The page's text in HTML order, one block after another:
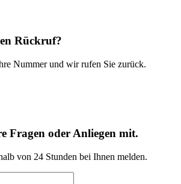
Rückruf?
Nummer und wir rufen Sie zurück.
Fragen oder Anliegen mit.
von 24 Stunden bei Ihnen melden.